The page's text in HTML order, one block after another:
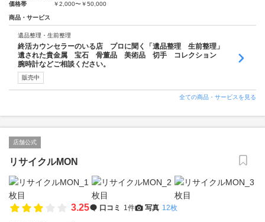
価格帯
￥2,000〜￥50,000
商品・サービス
遺品整理・生前整理
終活カウンセラーのいる店 プロに聞く「遺品整理 生前整理」
遺された貴金属 宝石 骨董品 美術品 切手 コレクション
腕時計などご相談ください。
販売中
全ての商品・サービスを見る
店舗公式
リサイクルMON
3.25 口コミ 1件 写真 12枚